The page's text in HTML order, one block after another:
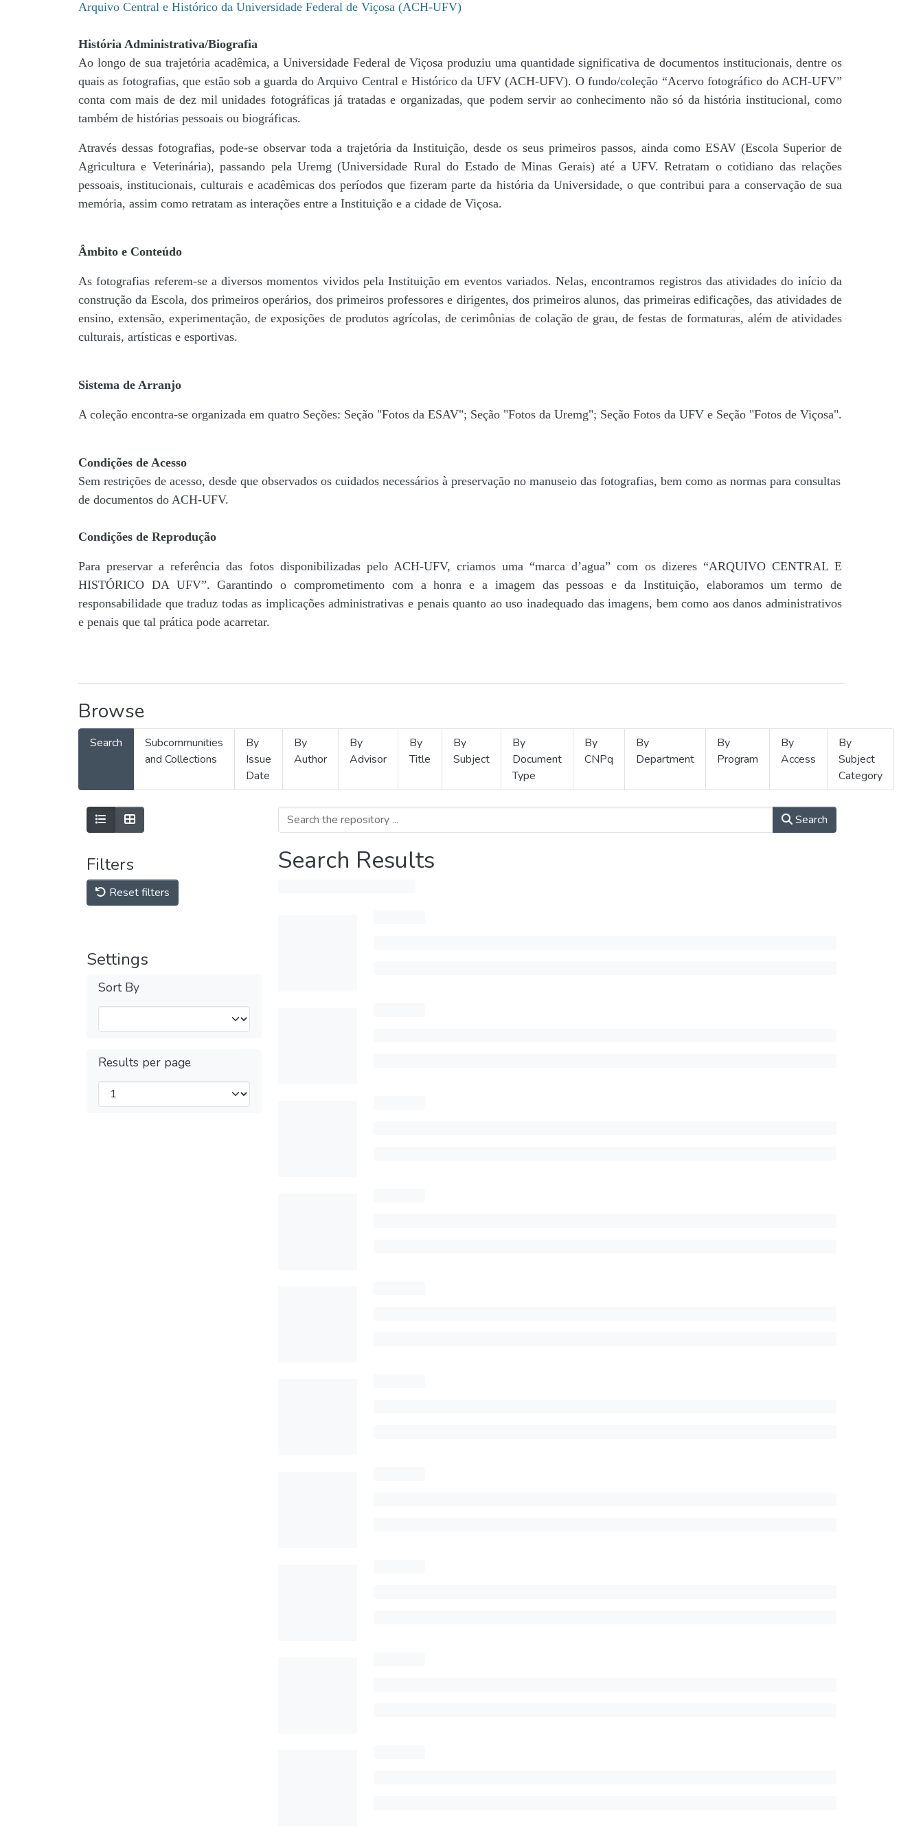
Arquivo Central e Histórico da Universidade Federal de Viçosa (ACH-UFV)
História Administrativa/Biografia
Ao longo de sua trajetória acadêmica, a Universidade Federal de Viçosa produziu uma quantidade significativa de documentos institucionais, dentre os
quais as fotografias, que estão sob a guarda do Arquivo Central e Histórico da UFV (ACH-UFV). O fundo/coleção “Acervo fotográfico do ACH-UFV”
conta com mais de dez mil unidades fotográficas já tratadas e organizadas, que podem servir ao conhecimento não só da história institucional, como
também de histórias pessoais ou biográficas.
Através dessas fotografias, pode-se observar toda a trajetória da Instituição, desde os seus primeiros passos, ainda como ESAV (Escola Superior de
Agricultura e Veterinária), passando pela Uremg (Universidade Rural do Estado de Minas Gerais) até a UFV. Retratam o cotidiano das relações
pessoais, institucionais, culturais e acadêmicas dos períodos que fizeram parte da história da Universidade, o que contribui para a conservação de sua
memória, assim como retratam as interações entre a Instituição e a cidade de Viçosa.
Âmbito e Conteúdo
As fotografias referem-se a diversos momentos vividos pela Instituição em eventos variados. Nelas, encontramos registros das atividades do início da
construção da Escola, dos primeiros operários, dos primeiros professores e dirigentes, ​dos primeiros alunos, das primeiras edificações, das atividades de
ensino, extensão, experimentação, de exposições de produtos agrícolas, de cerimônias de colação de grau, de festas de formaturas, além de atividades
culturais, artísticas e esportivas.
Sistema de Arranjo
A coleção encontra-se organizada em quatro Seções: Seção "Fotos da ESAV"; Seção "Fotos da Uremg"; Seção Fotos da UFV e Seção "Fotos de Viçosa".
Condições de Acesso
Sem restrições de acesso, desde que observados os cuidados necessários à preservação no manuseio das fotografias, bem como as normas para consultas
de documentos do ACH-UFV.
Condições de Reprodução
Para preservar a referência das fotos disponibilizadas pelo ACH-UFV, criamos uma “marca d’agua” com os dizeres “ARQUIVO CENTRAL E
HISTÓRICO DA UFV”. Garantindo o comprometimento com a honra e a imagem das pessoas e da Instituição, elaboramos um termo de
responsabilidade que traduz todas as implicações administrativas e penais quanto ao uso inadequado das imagens, bem como aos danos administrativos
e penais que tal prática pode acarretar.
Browse
Search
Subcommunities
and Collections
By
Issue
Date
By
Author
By
Advisor
By
Title
By
Subject
By
Document
Type
By
CNPq
By
Department
By
Program
By
Access
By
Subject
Category
Filters
Reset filters
Settings
Sort By
Results per page
Search
Search Results